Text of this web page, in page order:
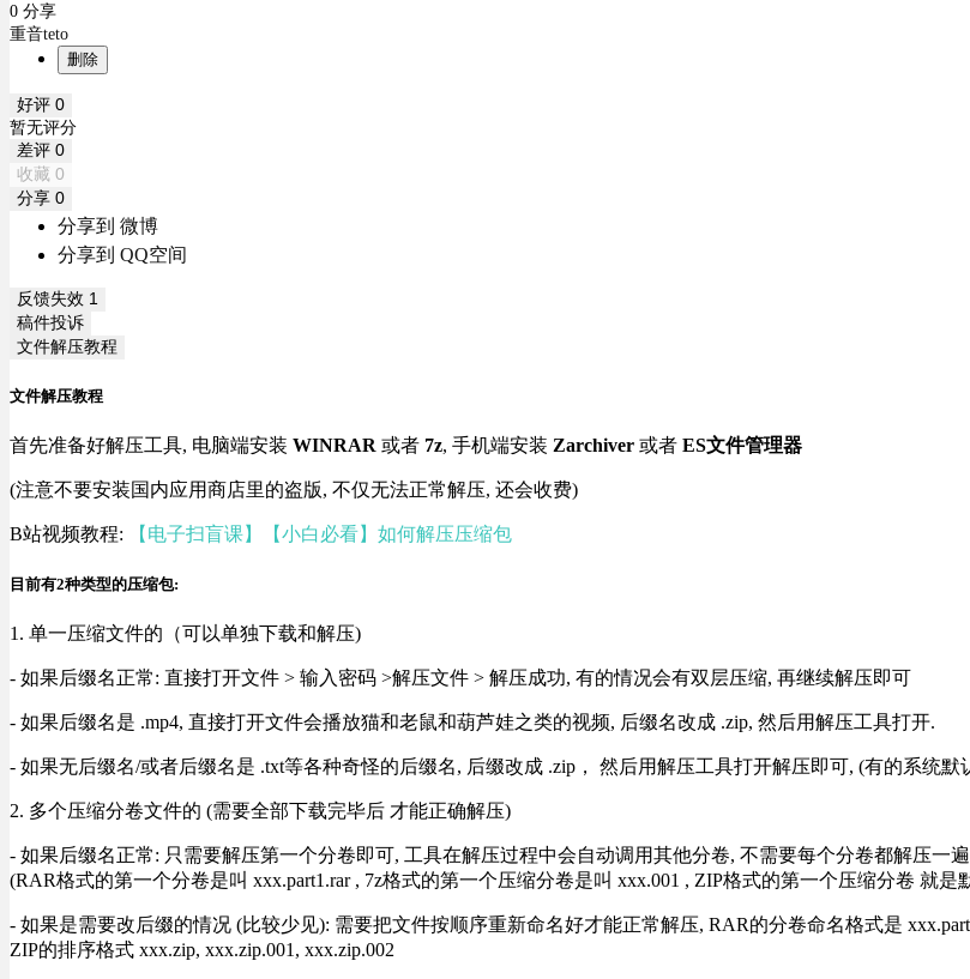
0 分享
重音teto
删除
好评 0
暂无评分
差评 0
收藏 0
分享 0
分享到 微博
分享到 QQ空间
反馈失效 1
稿件投诉
文件解压教程
文件解压教程
首先准备好解压工具, 电脑端安装 WINRAR 或者 7z, 手机端安装 Zarchiver 或者 ES文件管理器
(注意不要安装国内应用商店里的盗版, 不仅无法正常解压, 还会收费)
B站视频教程: 【电子扫盲课】【小白必看】如何解压压缩包
目前有2种类型的压缩包:
1. 单一压缩文件的（可以单独下载和解压)
- 如果后缀名正常: 直接打开文件 > 输入密码 >解压文件 > 解压成功, 有的情况会有双层压缩, 再继续解压即可
- 如果后缀名是 .mp4, 直接打开文件会播放猫和老鼠和葫芦娃之类的视频, 后缀名改成 .zip, 然后用解压工具打开.
- 如果无后缀名/或者后缀名是 .txt等各种奇怪的后缀名, 后缀改成 .zip， 然后用解压工具打开解压即可, (有的系统
2. 多个压缩分卷文件的 (需要全部下载完毕后 才能正确解压)
- 如果后缀名正常: 只需要解压第一个分卷即可, 工具在解压过程中会自动调用其他分卷, 不需要每个分卷都解压一
(RAR格式的第一个分卷是叫 xxx.part1.rar , 7z格式的第一个压缩分卷是叫 xxx.001 , ZIP格式的第一个压缩分卷 就是
- 如果是需要改后缀的情况 (比较少见): 需要把文件按顺序重新命名好才能正常解压, RAR的分卷命名格式是
ZIP的排序格式 xxx.zip, xxx.zip.001, xxx.zip.002